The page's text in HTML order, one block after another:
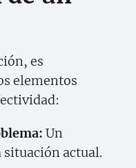
es
elementos
Un
situación actual.